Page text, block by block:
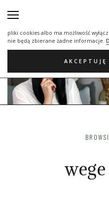
statystycznych, reklamowych oraz
pliki cookies albo ma możliwość
nie będą zbierane żadne informacje.